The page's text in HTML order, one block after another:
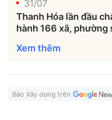
31/07
Thanh Hóa lần đầu
hành 166 xã, phường
Xem thêm
Báo Xây dựng trên